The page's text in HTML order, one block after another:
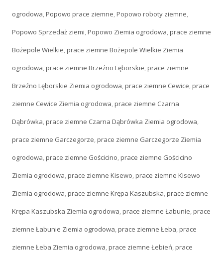
ogrodowa,Popowo prace ziemne,Popowo roboty ziemne,
Popowo Sprzedaż ziemi,Popowo Ziemia ogrodowa,prace ziemne
Bożepole Wielkie,prace ziemne Bożepole Wielkie Ziemia
ogrodowa,prace ziemne Brzeźno Lęborskie,prace ziemne
Brzeźno Lęborskie Ziemia ogrodowa,prace ziemne Cewice,prace
ziemne Cewice Ziemia ogrodowa,prace ziemne Czarna
Dąbrówka,prace ziemne Czarna Dąbrówka Ziemia ogrodowa,
prace ziemne Garczegorze,prace ziemne Garczegorze Ziemia
ogrodowa,prace ziemne Gościcino,prace ziemne Gościcino
Ziemia ogrodowa,prace ziemne Kisewo,prace ziemne Kisewo
Ziemia ogrodowa,prace ziemne Krępa Kaszubska,prace ziemne
Krępa Kaszubska Ziemia ogrodowa,prace ziemne Łabunie,prace
ziemne Łabunie Ziemia ogrodowa,prace ziemne Łeba,prace
ziemne Łeba Ziemia ogrodowa,prace ziemne Łebień,prace